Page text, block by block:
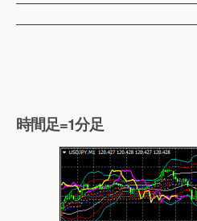
時間足=1分足